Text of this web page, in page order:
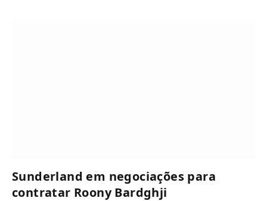
Sunderland em negociações para
contratar Roony Bardghji